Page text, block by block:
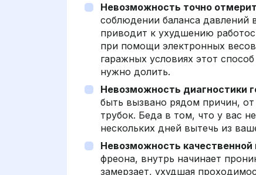
Невозможность точно
соблюдении баланса давлений
приводит к ухудшению
при помощи электронных
гаражных условиях этот
нужно долить.
Невозможность диагностики
быть вызвано рядом причин,
трубок. Беда в том, что у вас
нескольких дней вытечь из
Невозможность качественной
фреона, внутрь начинает
замерзает, ухудшая